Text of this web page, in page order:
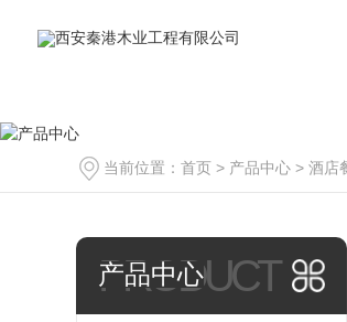
当前位置： 首页 > 产品中心 > 酒店
PRODUCT
产品中心